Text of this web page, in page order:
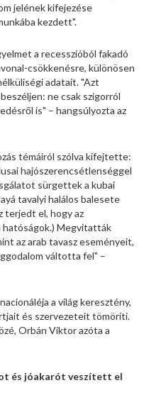
jelének kifejezése
kezdett".
a recesszióból fakadó
csökkenésre, különösen
adatait. "Azt
ne csak szigorról
is" – hangsúlyozta az
témáiról szólva kifejtette:
hajószerencsétlenséggel
sürgettek a kubai
tavalyi halálos balesete
terjedt el, hogy az
hatóságok.) Megvitatták
az arab tavasz eseményeit,
váltotta fel" –
a világ keresztény,
és szervezeteit tömöríti.
Orbán Viktor azóta a
és jóakarót veszített el